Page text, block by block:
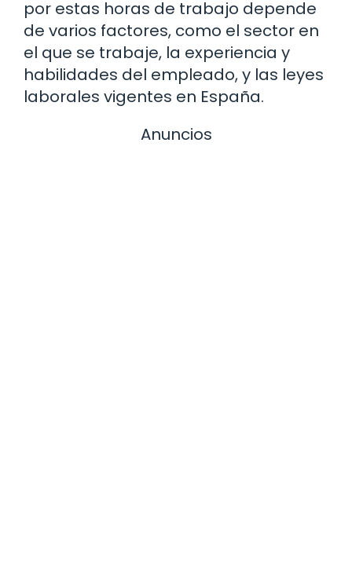
por estas horas de trabajo depende
de varios factores, como el sector en
el que se trabaje, la experiencia y
habilidades del empleado, y las leyes
laborales vigentes en España.
Anuncios